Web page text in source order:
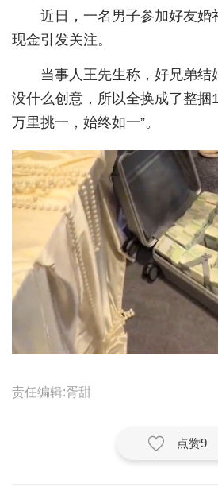
世相
环球
专题
极客圈
城建
科教
健康
悠游
相亲
汽车
消费
近日，一名男子参加好友婚
现金引发关注。
当事人王先生称，好兄弟结
没什么创意，所以全换成了整捆
万里挑一，始终如一”。
责任编辑:胥甜
点赞9